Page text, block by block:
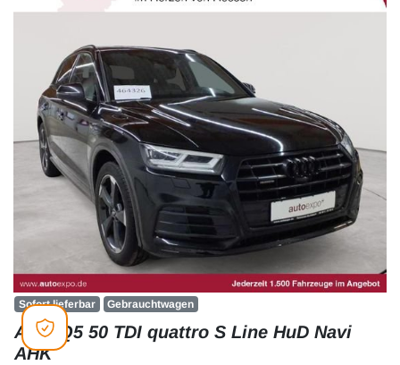
Sofort lieferbar Gebrauchtwagen
Audi Q5 50 TDI quattro S Line HuD Navi
AHK